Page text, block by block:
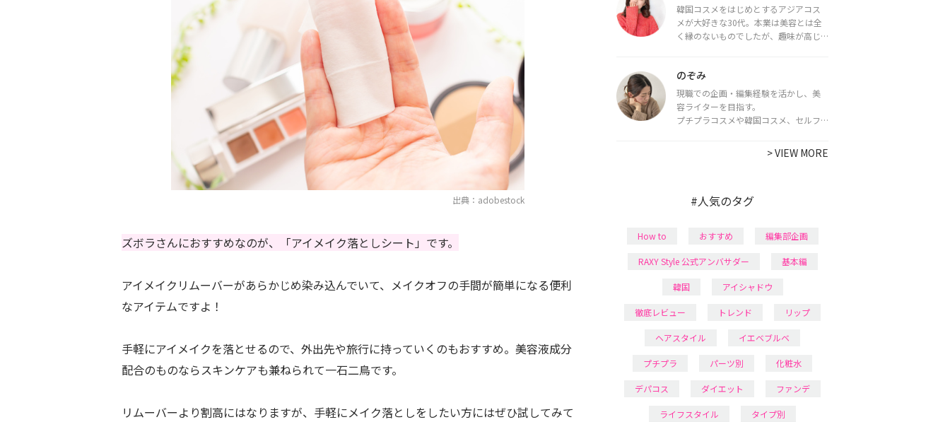
出典：adobestock
ズボラさんにおすすめなのが、「アイメイク落としシート」です。
アイメイクリムーバーがあらかじめ染み込んでいて、メイクオフの手間が簡単になる便利
なアイテムですよ！
手軽にアイメイクを落とせるので、外出先や旅行に持っていくのもおすすめ。美容液成分
配合のものならスキンケアも兼ねられて一石二鳥です。
リムーバーより割高にはなりますが、手軽にメイク落としをしたい方にはぜひ試してみて
韓国コスメをはじめとするアジアコス
メが大好きな30代。本業は美容とは全
く縁のないものでしたが、趣味が高じ
ライターとして活動中。
都内で16タイプパーソナルカラー診
断・顔タイプ診断・骨格診断によるイ
メージコンサルティングも行っていま
のぞみ
現職での企画・編集経験を活かし、美
容ライターを目指す。
プチプラコスメや韓国コスメ、セルフ
で最新情報をチェック。家事や育児の合
間に取り入れられる時短美容テクも実
>VIEW MORE
#人気のタグ
How to おすすめ 編集部企画
RAXY Style 公式アンバサダー 基本編
韓国 アイシャドウ
徹底レビュー トレンド リップ
ヘアスタイル イエベブルベ
プチプラ パーツ別 化粧水
デパコス ダイエット ファンデ
ライフスタイル タイプ別